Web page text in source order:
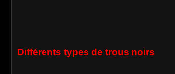
Différents types de trous noirs